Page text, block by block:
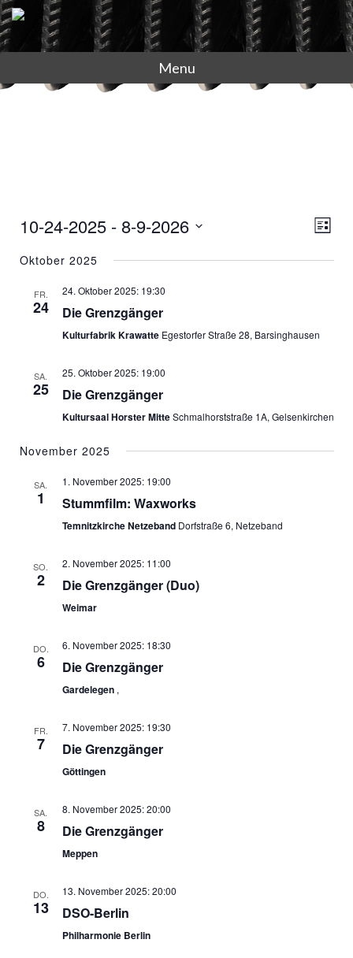
Menu
A
S
T
N
A
V
r
u
n
L
10-24-2025 - 8-9-2026
a
n
Oktober 2025
FR.
24
24. Oktober 2025: 19:30
Die Grenzgänger
Kulturfabrik Krawatte Egestorfer Straße 28, Barsinghausen
SA.
25
25. Oktober 2025: 19:00
Die Grenzgänger
Kultursaal Horster MitteSchmalhorststraße 1A, Gelsenkirchen
November 2025
SA.
1
1. November 2025: 19:00
Stummfilm: Waxworks
Temnitzkirche Netzeband Dorfstraße 6, Netzeband
SO.
2
2. November 2025: 11:00
Die Grenzgänger (Duo)
Weimar
DO.
6
6. November 2025: 18:30
Die Grenzgänger
Gardelegen ,
FR.
7
7. November 2025: 19:30
Die Grenzgänger
Göttingen
SA.
8
8. November 2025: 20:00
Die Grenzgänger
Meppen
DO.
13
13. November 2025: 20:00
DSO-Berlin
Philharmonie Berlin